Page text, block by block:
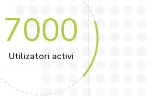
7000
Utilizatori activi